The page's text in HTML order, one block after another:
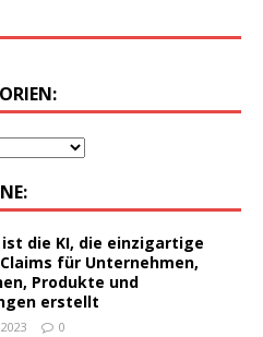
ist die KI, die einzigartige
für Unternehmen,
Produkte und
erstellt
0